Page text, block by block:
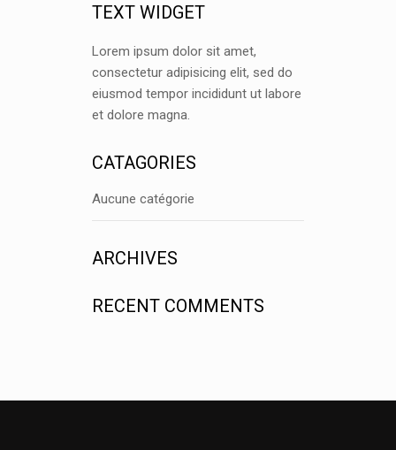
TEXT WIDGET
Lorem ipsum dolor sit amet,
consectetur adipisicing elit, sed do
eiusmod tempor incididunt ut labore
et dolore magna.
CATAGORIES
Aucune catégorie
ARCHIVES
RECENT COMMENTS